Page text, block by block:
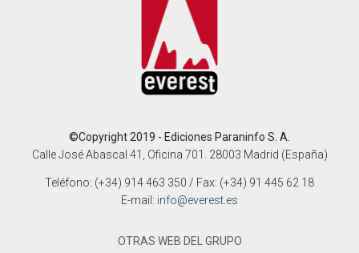
©Copyright 2019 - Ediciones Paraninfo S. A.
Calle José Abascal 41, Oficina 701. 28003 Madrid (España)
Teléfono: (+34) 914 463 350 / Fax: (+34) 91 445 62 18
E-mail: info@everest.es
OTRAS WEB DEL GRUPO